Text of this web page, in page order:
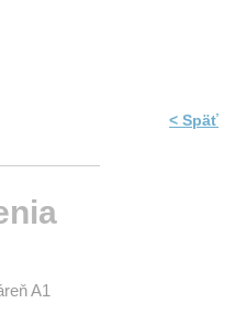
< Späť
A1